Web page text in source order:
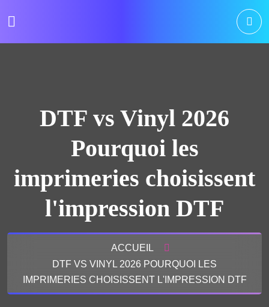
DTF vs Vinyl 2026
Pourquoi les
imprimeries choisissent
l'impression DTF
ACCUEIL
DTF VS VINYL 2026 POURQUOI LES
IMPRIMERIES CHOISISSENT L'IMPRESSION DTF